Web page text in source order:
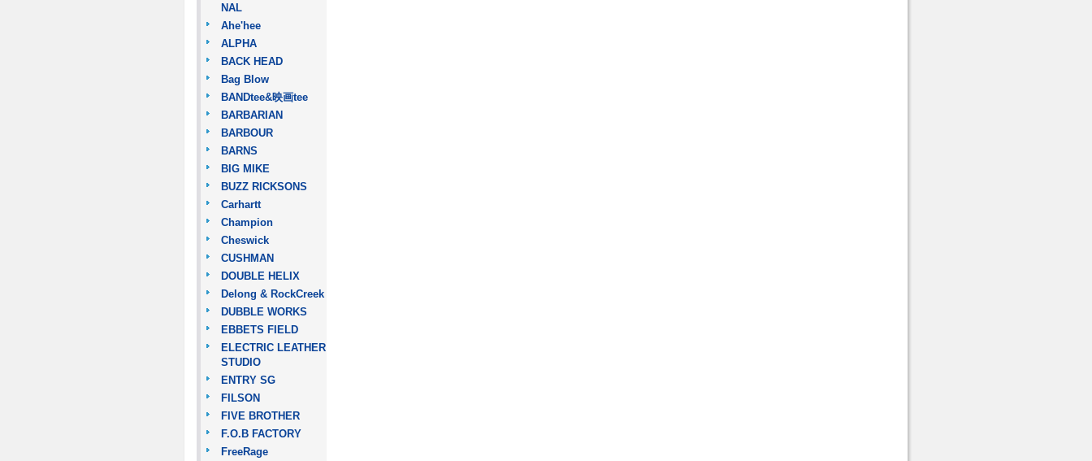
NAL
Ahe'hee
ALPHA
BACK HEAD
Bag Blow
BANDtee&映画tee
BARBARIAN
BARBOUR
BARNS
BIG MIKE
BUZZ RICKSONS
Carhartt
Champion
Cheswick
CUSHMAN
DOUBLE HELIX
Delong & RockCreek
DUBBLE WORKS
EBBETS FIELD
ELECTRIC LEATHER
STUDIO
ENTRY SG
FILSON
FIVE BROTHER
F.O.B FACTORY
FreeRage